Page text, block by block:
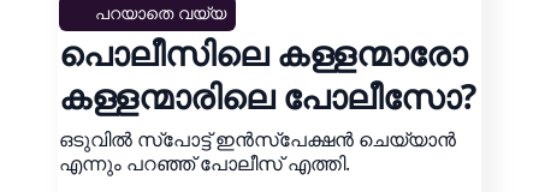
പറയാതെ വയ്യ
പൊലീസിലെ കള്ളന്മാരോ
കള്ളന്മാരിലെ പോലീസോ?
ഒടുവിൽ സ്പോട്ട് ഇൻസ്പേക്ഷൻ ചെയ്യാൻ
എന്നും പറഞ്ഞ് പോലീസ് എത്തി.